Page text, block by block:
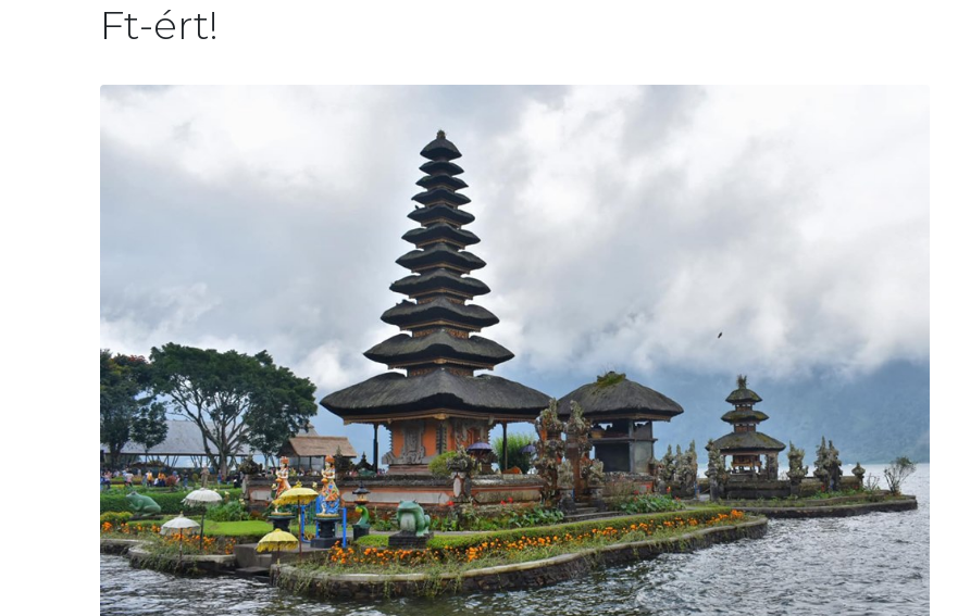
Ft-ért!